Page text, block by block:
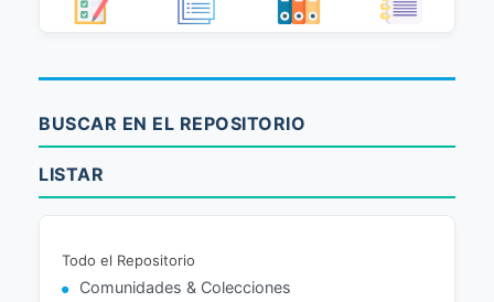
BUSCAR EN EL REPOSITORIO
LISTAR
Todo el Repositorio
Comunidades & Colecciones